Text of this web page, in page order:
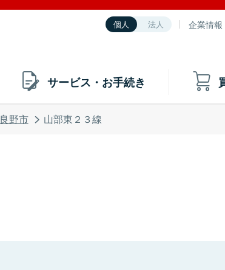
個人 法人 企業情報
サービス・お手続き
野市 山部東２３線